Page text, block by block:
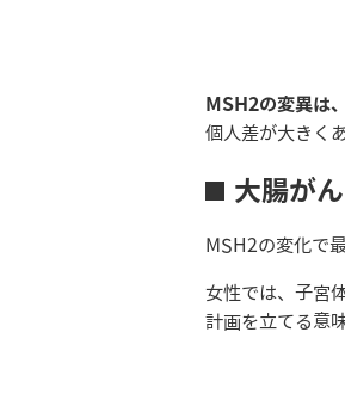
MSH2の変異は
個人差が大きくあ
大腸が
MSH2の変化で
女性では、子宮
計画を立てる意